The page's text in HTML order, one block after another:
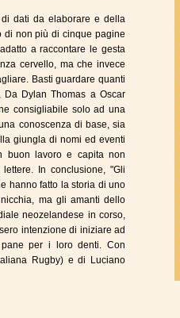
dati da elaborare e della
di non più di cinque pagine
a raccontare le gesta
cervello, ma che invece
Basti guardare quanti
Dylan Thomas a Oscar
consigliabile solo ad una
conoscenza di base, sia
giungla di nomi ed eventi
buon lavoro e capita non
In conclusione, "Gli
hanno fatto la storia di uno
ma gli amanti dello
neozelandese in corso,
intenzione di iniziare ad
per i loro denti. Con
Rugby) e di Luciano